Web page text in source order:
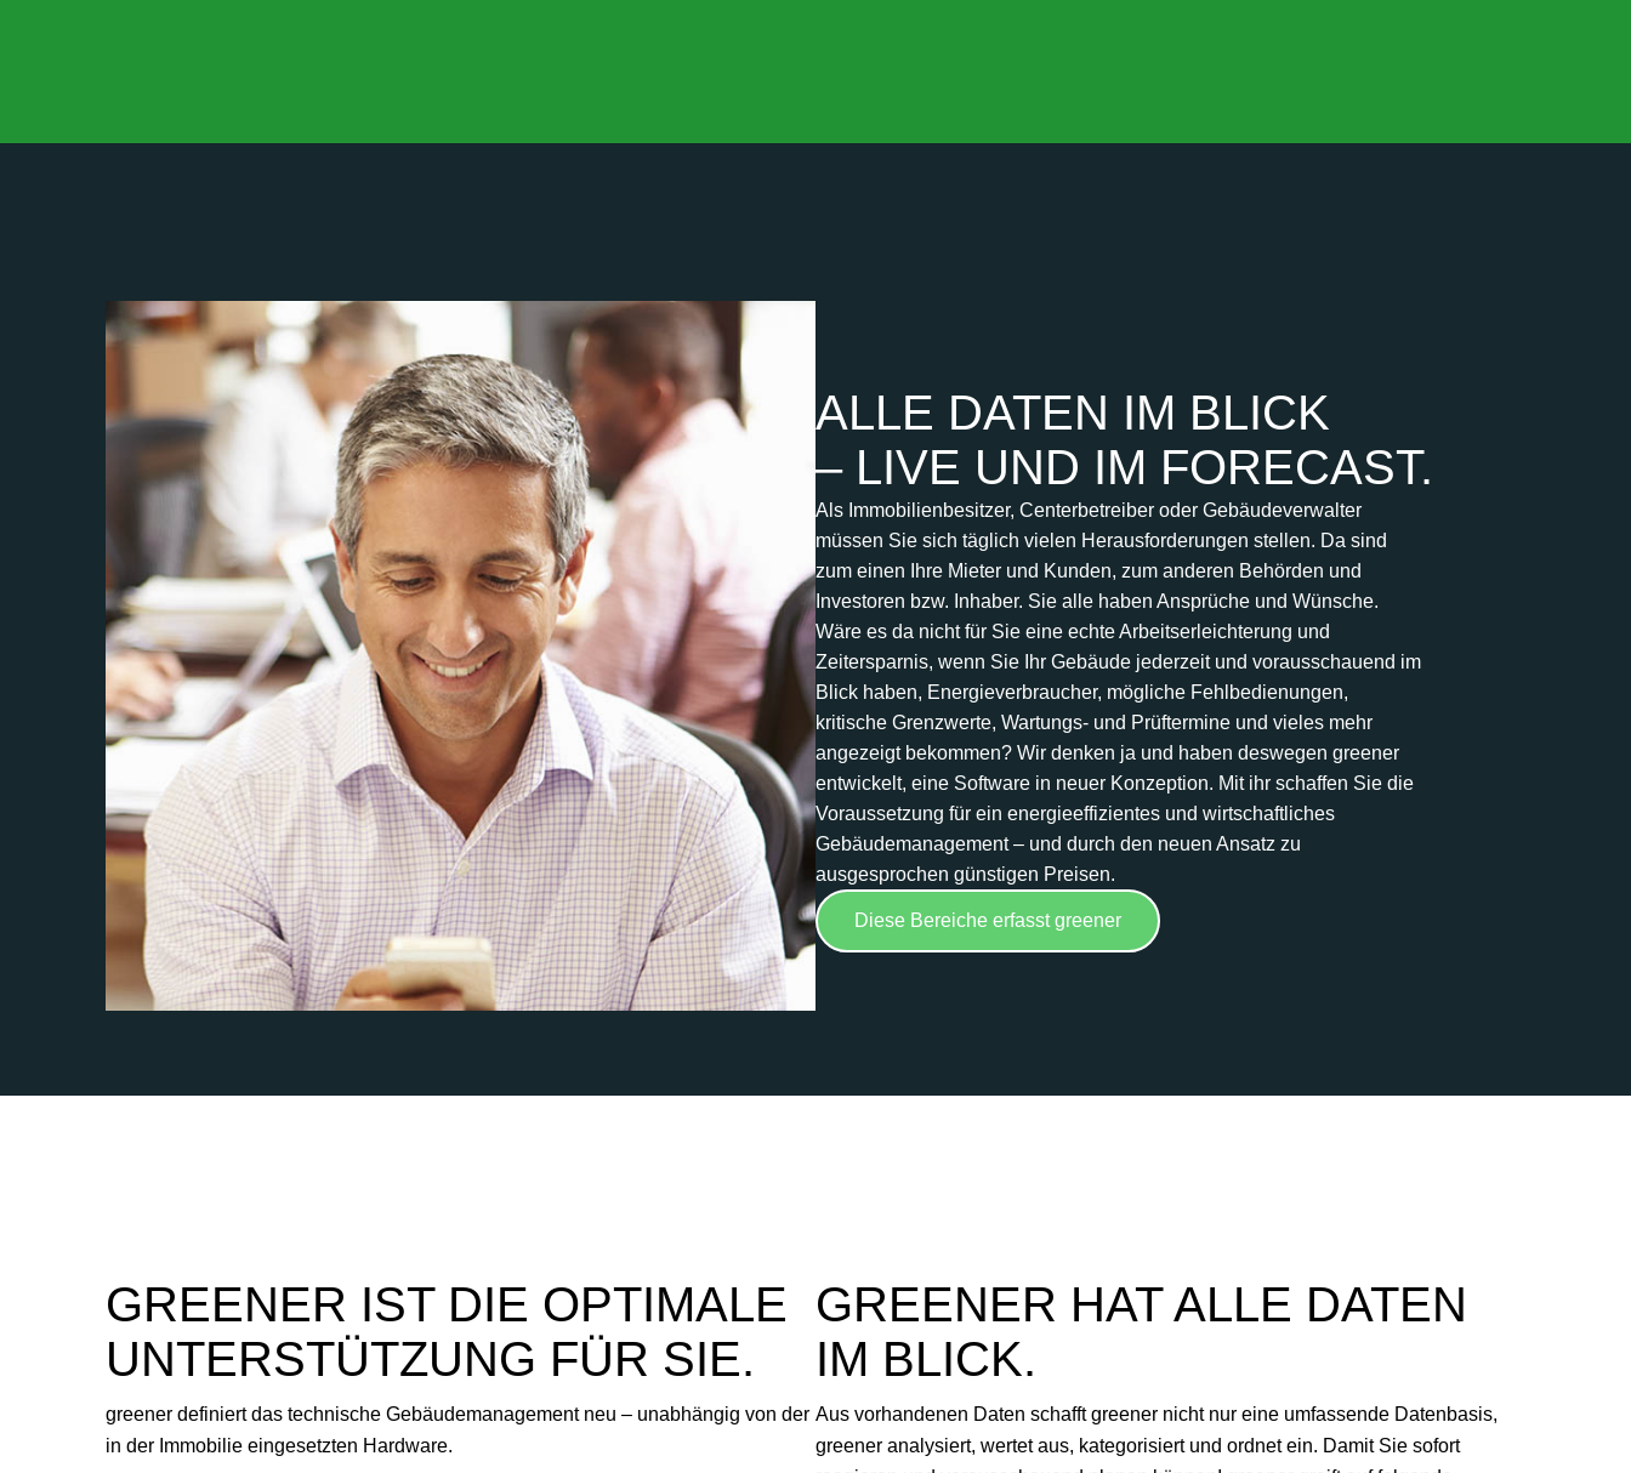
ALLE DATEN IM BLICK
– LIVE UND IM FORECAST.
Als Immobilienbesitzer, Centerbetreiber oder Gebäudeverwalter
müssen Sie sich täglich vielen Herausforderungen stellen. Da sind
zum einen Ihre Mieter und Kunden, zum anderen Behörden und
Investoren bzw. Inhaber. Sie alle haben Ansprüche und Wünsche.
Wäre es da nicht für Sie eine echte Arbeitserleichterung und
Zeitersparnis, wenn Sie Ihr Gebäude jederzeit und vorausschauend im
Blick haben, Energieverbraucher, mögliche Fehlbedienungen,
kritische Grenzwerte, Wartungs- und Prüftermine und vieles mehr
angezeigt bekommen? Wir denken ja und haben deswegen greener
entwickelt, eine Software in neuer Konzeption. Mit ihr schaffen Sie die
Voraussetzung für ein energieeffizientes und wirtschaftliches
Gebäudemanagement – und durch den neuen Ansatz zu
ausgesprochen günstigen Preisen.
Diese Bereiche erfasst greener
GREENER IST DIE OPTIMALE
UNTERSTÜTZUNG FÜR SIE.
greener definiert das technische Gebäudemanagement neu – unabhängig von der
in der Immobilie eingesetzten Hardware.
GREENER HAT ALLE DATEN
IM BLICK.
Aus vorhandenen Daten schafft greener nicht nur eine umfassende Datenbasis,
greener analysiert, wertet aus, kategorisiert und ordnet ein. Damit Sie sofort